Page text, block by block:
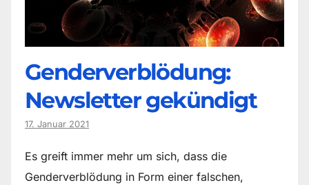
Genderverblödung:
Newsletter gekündigt
17. Januar 2021
Es greift immer mehr um sich, dass die
Genderverblödung in Form einer falschen,